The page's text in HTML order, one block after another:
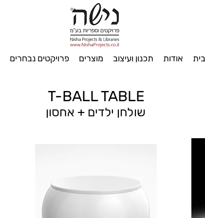
אודות תכנון ועיצוב מוצרים פרויקטים נבחרים
T-BALL TABLE
שולחן ילדים + אחסון